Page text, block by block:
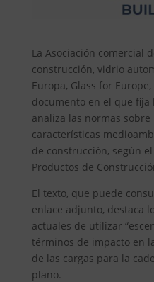
La Asociación comercial
construcción, vidrio
Europa, Glass for
documento en el que fija
analiza las normas
características
de construcción, según
Productos de
El texto, que puede
enlace adjunto, destaca
actuales de utilizar
términos de impacto en
de las cargas para la
plano.